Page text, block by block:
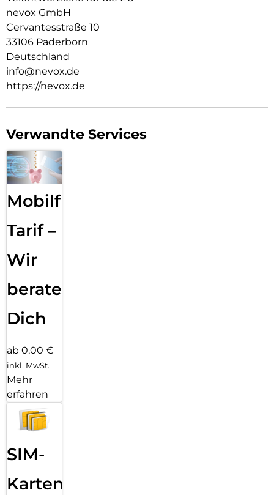
ULTRA-dünnes gehärtetes Glas aus Japan
Keine Beeinträchtigung der Touch Bedienung
Glasdicke – 0.33mm
Eckenradius – 2.5D
nevox GmbH
Cervantesstraße 10
33106 Paderborn
Deutschland
info@nevox.de
https://nevox.de
Verwandte Services
Mobilfunk
Tarif –
Wir
beraten
Dich
ab 0,00 €
inkl. MwSt.
Mehr
erfahren
SIM-
Karten